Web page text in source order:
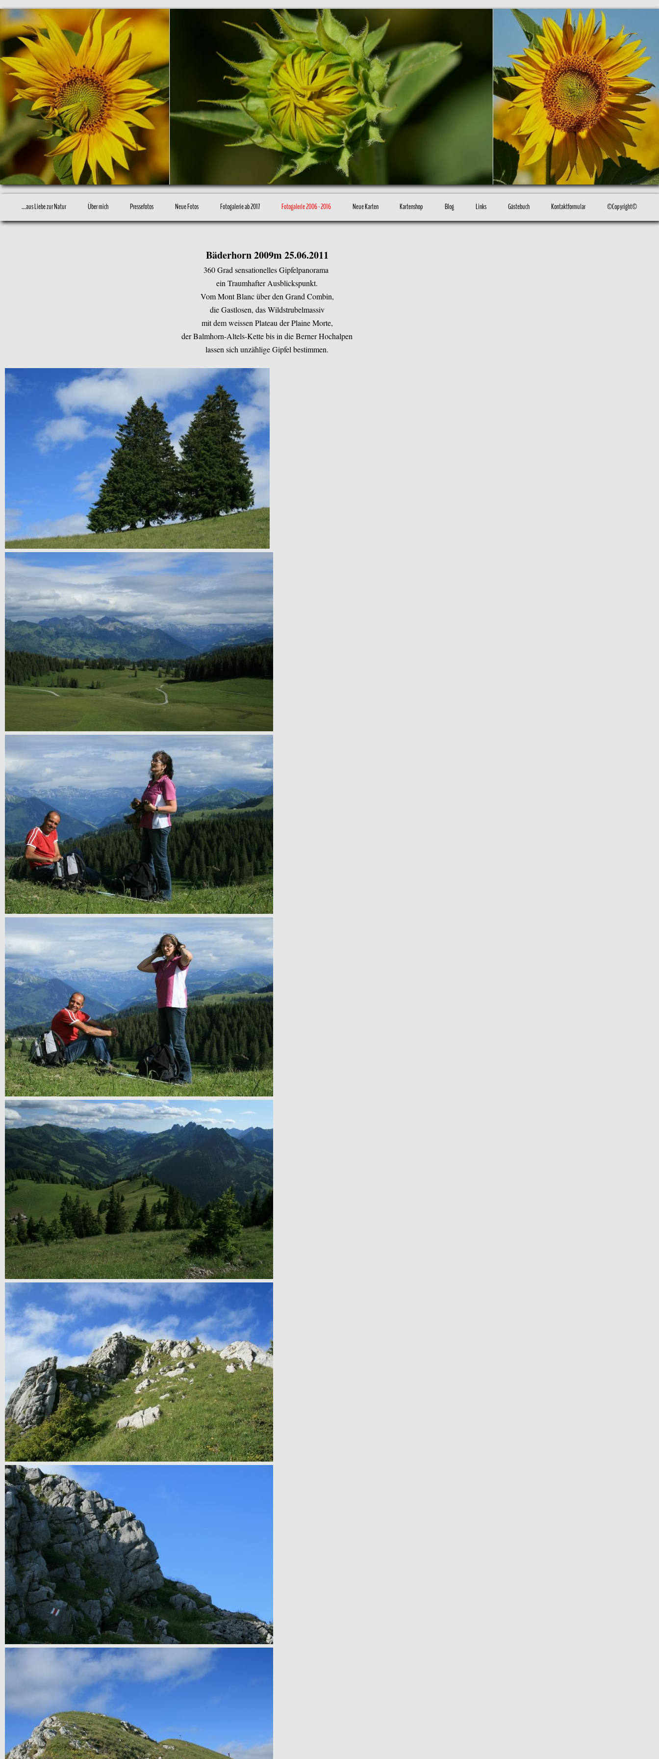
...aus Liebe zur Natur Über mich Pressefotos Neue Fotos Fotogalerie ab 2017 Fotogalerie 2006 - 2016 Neue Karten Kartenshop Blog Links Gästebuch Kontaktformular ©Copyright©
Bäderhorn 2009m 25.06.2011
360 Grad sensationelles Gipfelpanorama
ein Traumhafter Ausblickspunkt.
Vom Mont Blanc über den Grand Combin,
die Gastlosen, das Wildstrubelmassiv
mit dem weissen Plateau der Plaine Morte,
der Balmhorn-Altels-Kette bis in die Berner Hochalpen
lassen sich unzählige Gipfel bestimmen.